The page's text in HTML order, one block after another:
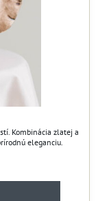
Kombinácia zlatej a
eleganciu.